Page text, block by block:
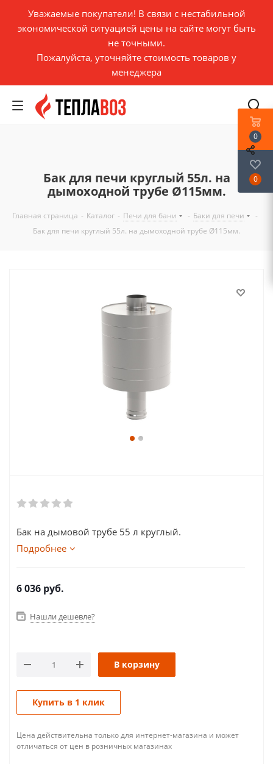
Уважаемые покупатели! В связи с нестабильной
экономической ситуацией цены на сайте могут быть
не точными.
Пожалуйста, уточняйте стоимость товаров у
менеджера
Бак для печи круглый 55л. на
дымоходной трубе Ø115мм.
Главная страница - Каталог - Печи для бани - Баки для печи
-
Бак для печи круглый 55л. на дымоходной трубе Ø115мм.
Бак на дымовой трубе 55 л круглый.
Подробнее
6 036 руб.
Нашли дешевле?
В корзину
Купить в 1 клик
Цена действительна только для интернет-магазина и может
отличаться от цен в розничных магазинах
0
0